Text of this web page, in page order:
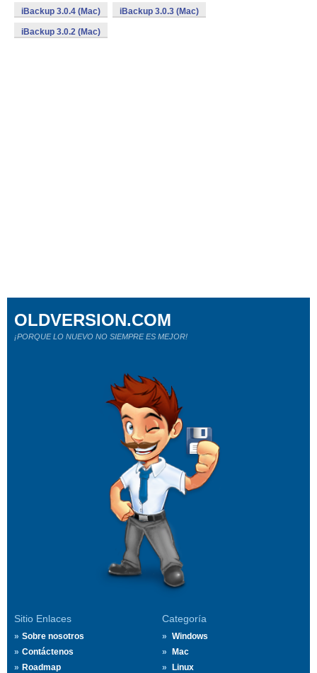
iBackup 3.0.4 (Mac) iBackup 3.0.3 (Mac)
iBackup 3.0.2 (Mac)
Sitio Enlaces
Sobre nosotros
Contáctenos
Roadmap
Categoría
Windows
Mac
Linux
OLDVERSION.COM
¡PORQUE LO NUEVO NO SIEMPRE ES MEJOR!